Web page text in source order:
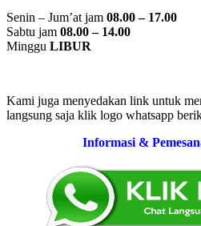
Senin – Jum’at jam 08.00 – 17.00
Sabtu jam 08.00 – 14.00
Minggu LIBUR
Kami juga menyedakan link untuk
langsung saja klik logo whatsapp
Informasi &